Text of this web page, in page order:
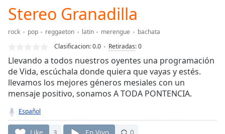
Current
Time0:00
Duration
0.00%
Stream
TypeLIVE
Seek to
currently
behind
liveLIVE
Stereo Granadilla
rock pop reggaeton latin merengue
bachata
Clasificacion:0.0 Retiradas:0
Llevando a todos nuestros oyentes una programación
de Vida, escúchala donde quiera que vayas y estés.
llevamos los mejores géneros mesiales con un
mensaje positivo, sonamos A TODA PONTENCIA.
Español